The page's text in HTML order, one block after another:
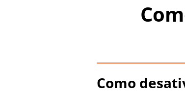
Como